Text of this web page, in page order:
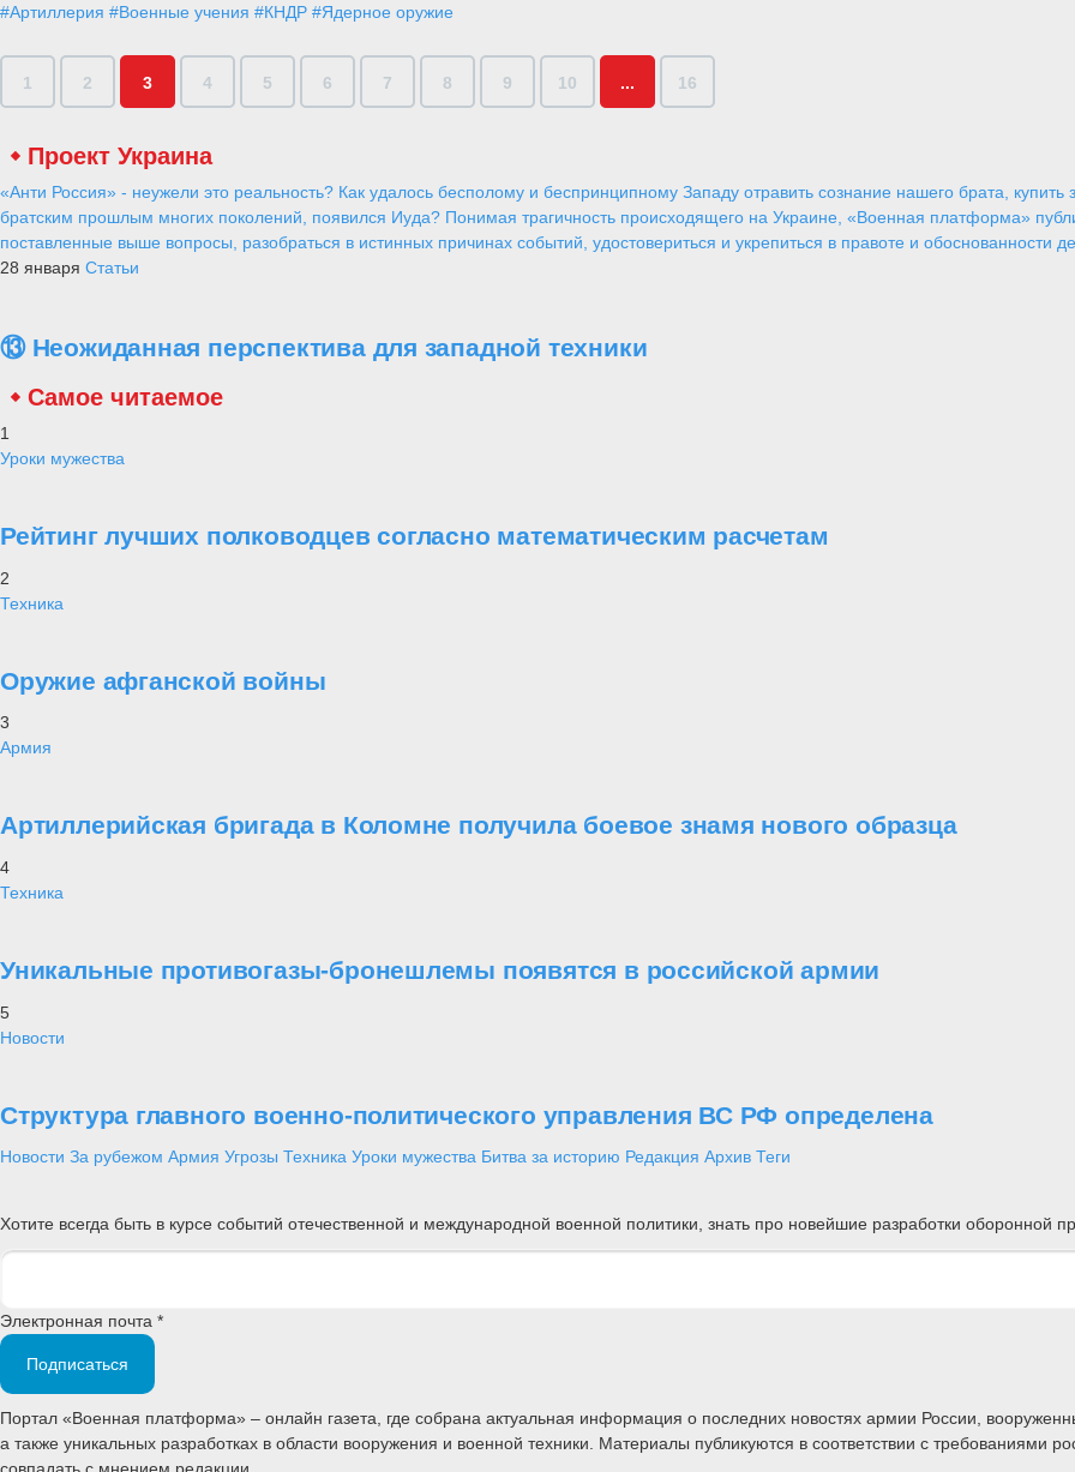
#Артиллерия #Военные учения #КНДР #Ядерное оружие
1 2 3 4 5 6 7 8 9 10 ... 16
Проект Украина
«Анти Россия» - неужели это реальность? Как удалось бесполому и беспринципному Западу отравить сознание нашего брата,
братским прошлым многих поколений, появился Иуда? Понимая трагичность происходящего на Украине, «Военная платформа»
поставленные выше вопросы, разобраться в истинных причинах событий, удостовериться и укрепиться в правоте и обоснованности
28 января Статьи
⑬ Неожиданная перспектива для западной техники
Самое читаемое
1
Уроки мужества
Рейтинг лучших полководцев согласно математическим расчетам
2
Техника
Оружие афганской войны
3
Армия
Артиллерийская бригада в Коломне получила боевое знамя нового образца
4
Техника
Уникальные противогазы-бронешлемы появятся в российской армии
5
Новости
Структура главного военно-политического управления ВС РФ определена
Новости За рубежом Армия Угрозы Техника Уроки мужества Битва за историю Редакция Архив Теги
Хотите всегда быть в курсе событий отечественной и международной военной политики, знать про новейшие разработки
Электронная почта *
Подписаться
Портал «Военная платформа» – онлайн газета, где собрана актуальная информация о последних новостях армии России,
а также уникальных разработках в области вооружения и военной техники. Материалы публикуются в соответствии с требованиями
совпадать с мнением редакции.